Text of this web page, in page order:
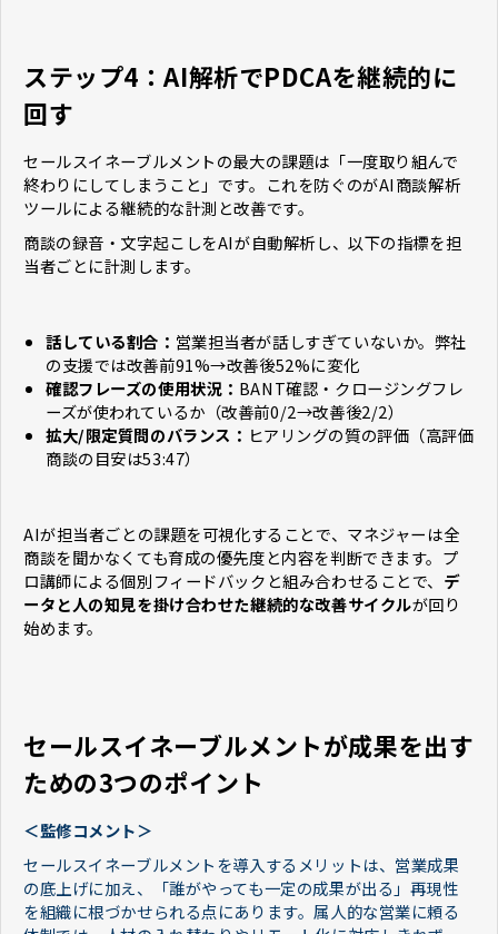
ステップ4：AI解析でPDCAを継続的に
回す
セールスイネーブルメントの最大の課題は「一度取り組んで
終わりにしてしまうこと」です。これを防ぐのがAI商談解析
ツールによる継続的な計測と改善です。
商談の録音・文字起こしをAIが自動解析し、以下の指標を担
当者ごとに計測します。
話している割合： 営業担当者が話しすぎていないか。弊社
の支援では改善前91%→改善後52%に変化
確認フレーズの使用状況： BANT確認・クロージングフレ
ーズが使われているか（改善前0/2→改善後2/2）
拡大/限定質問のバランス： ヒアリングの質の評価（高評価
商談の目安は53:47）
AIが担当者ごとの課題を可視化することで、マネジャーは全
商談を聞かなくても育成の優先度と内容を判断できます。プ
ロ講師による個別フィードバックと組み合わせることで、 デ
ータと人の知見を掛け合わせた継続的な改善サイクルが回り
始めます。
セールスイネーブルメントが成果を出す
ための3つのポイント
＜監修コメント＞
セールスイネーブルメントを導入するメリットは、営業成果
の底上げに加え、「誰がやっても一定の成果が出る」再現性
を組織に根づかせられる点にあります。属人的な営業に頼る